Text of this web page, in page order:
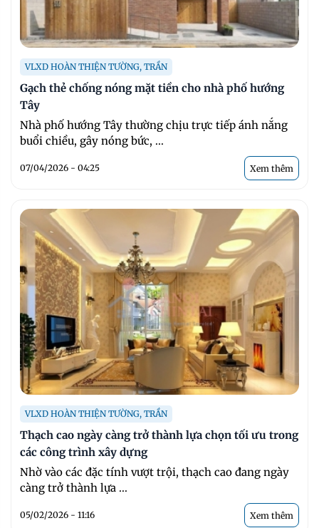
VLXD HOÀN THIỆN TƯỜNG, TRẦN
Gạch thẻ chống nóng mặt tiền cho nhà phố hướng
Tây
Nhà phố hướng Tây thường chịu trực tiếp ánh nắng
buổi chiều, gây nóng bức, ...
07/04/2026 - 04:25 Xem thêm
VLXD HOÀN THIỆN TƯỜNG, TRẦN
Thạch cao ngày càng trở thành lựa chọn tối ưu trong
các công trình xây dựng
Nhờ vào các đặc tính vượt trội, thạch cao đang ngày
càng trở thành lựa ...
05/02/2026 - 11:16 Xem thêm